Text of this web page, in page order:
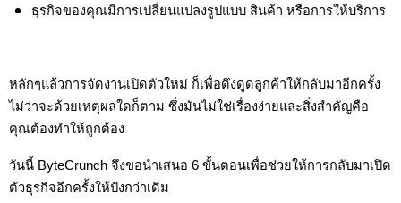
ธุรกิจของคุณมีการเปลี่ยนแปลงรูปแบบ สินค้า หรือการให้บริการ
หลักๆแล้วการจัดงานเปิดตัวใหม่ ก็เพื่อดึงดูดลูกค้าให้กลับมาอีกครั้ง
ไม่ว่าจะด้วยเหตุผลใดก็ตาม ซึ่งมันไม่ใช่เรื่องง่ายและสิ่งสำคัญคือ
คุณต้องทำให้ถูกต้อง
วันนี้ ByteCrunch จึงขอนำเสนอ 6 ขั้นตอนเพื่อช่วยให้การกลับมาเปิด
ตัวธุรกิจอีกครั้งให้ปังกว่าเดิม